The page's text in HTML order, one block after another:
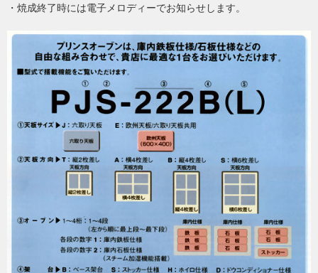
・焼成終了時には電子メロディーでお知らせします。